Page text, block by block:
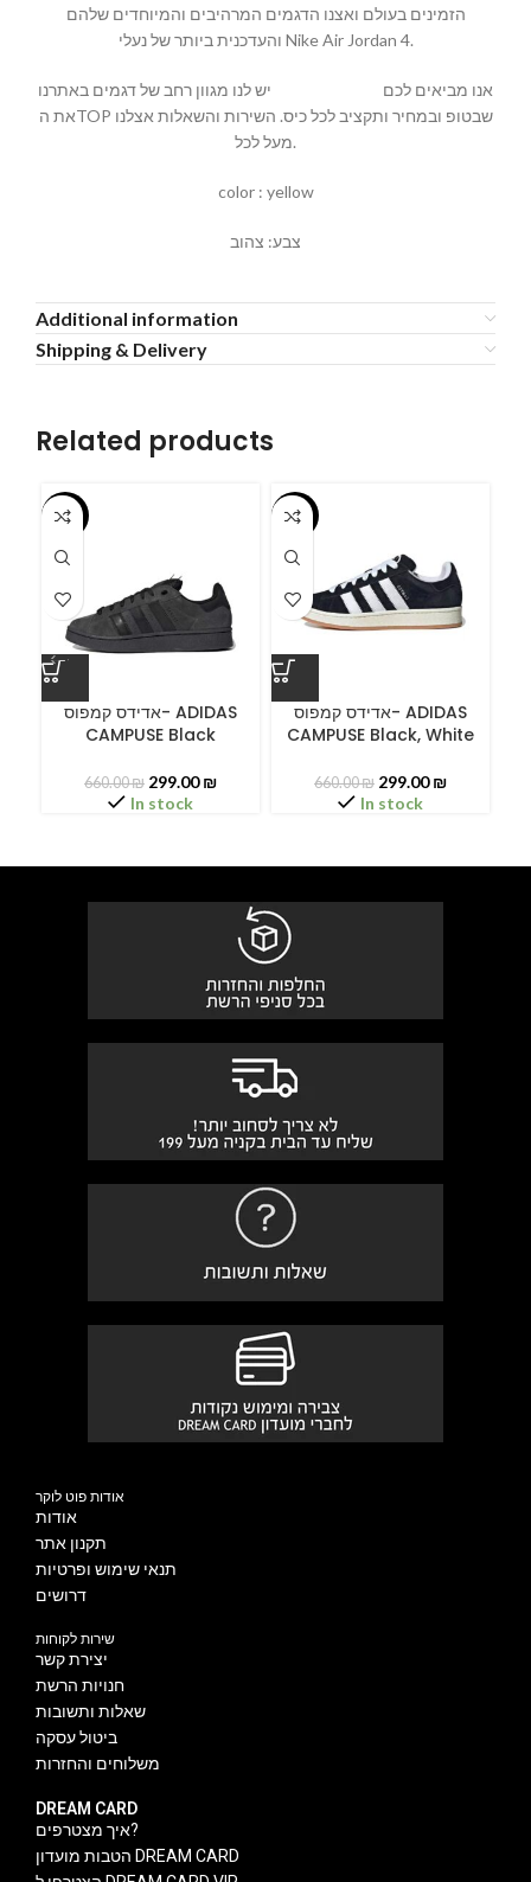
הזמינים בעולם ואצנו הדגמים המרהיבים והמיוחדים שלהם
והעדכנית ביותר של נעלי Nike Air Jordan 4.
את הTOP שבטופ ובמחיר ותקציב לכל כיס. השירות והשאלות אצלנו
מעל לכל.
color : yellow
צבע: צהוב
Additional information
Shipping & Delivery
Related products
-55%
אדידס קמפוס- ADIDAS
CAMPUSE Black
660.00₪ 299.00₪
In stock
-55%
אדידס קמפוס- ADIDAS
CAMPUSE Black, White
660.00₪ 299.00₪
In stock
אודות פוט לוקר
אודות
תקנון אתר
תנאי שימוש ופרטיות
דרושים
שירות לקוחות
יצירת קשר
חנויות הרשת
שאלות ותשובות
ביטול עסקה
משלוחים והחזרות
DREAM CARD
איך מצטרפים?
הטבות מועדון DREAM CARD